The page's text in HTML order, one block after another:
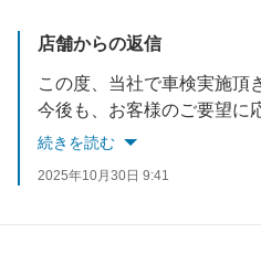
店舗からの返信
今後も、お客様のご要望に応
お車でお困りごとがあれば、
続きを読む
2025年10月30日 9:41